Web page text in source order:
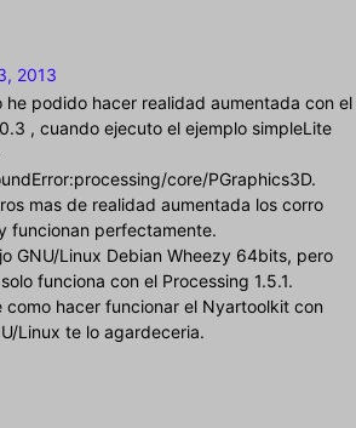
2013
he podido hacer realidad aumentada con el
, cuando ejecuto el ejemplo simpleLite
core/PGraphics3D.
mas de realidad aumentada los corro
funcionan perfectamente.
GNU/Linux Debian Wheezy 64bits, pero
funciona con el Processing 1.5.1.
como hacer funcionar el Nyartoolkit con
Linux te lo agardeceria.